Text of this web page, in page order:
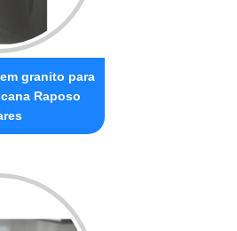
granito para
Raposo